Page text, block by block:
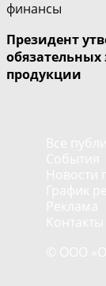
Президент
продукции